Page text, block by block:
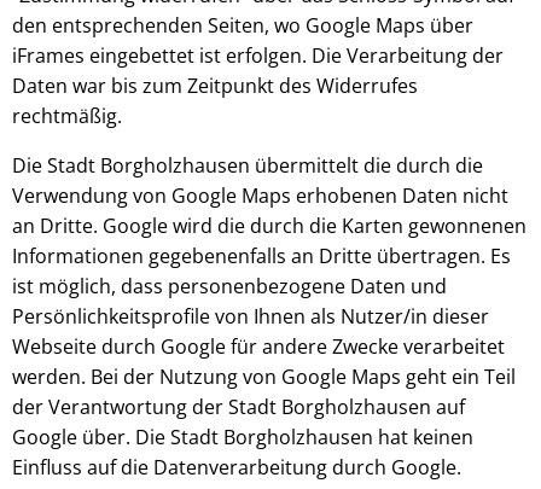
den entsprechenden Seiten, wo Google Maps über
iFrames eingebettet ist erfolgen. Die Verarbeitung der
Daten war bis zum Zeitpunkt des Widerrufes
rechtmäßig.
Die Stadt Borgholzhausen übermittelt die durch die
Verwendung von Google Maps erhobenen Daten nicht
an Dritte. Google wird die durch die Karten gewonnenen
Informationen gegebenenfalls an Dritte übertragen. Es
ist möglich, dass personenbezogene Daten und
Persönlichkeitsprofile von Ihnen als Nutzer/in dieser
Webseite durch Google für andere Zwecke verarbeitet
werden. Bei der Nutzung von Google Maps geht ein Teil
der Verantwortung der Stadt Borgholzhausen auf
Google über. Die Stadt Borgholzhausen hat keinen
Einfluss auf die Datenverarbeitung durch Google.